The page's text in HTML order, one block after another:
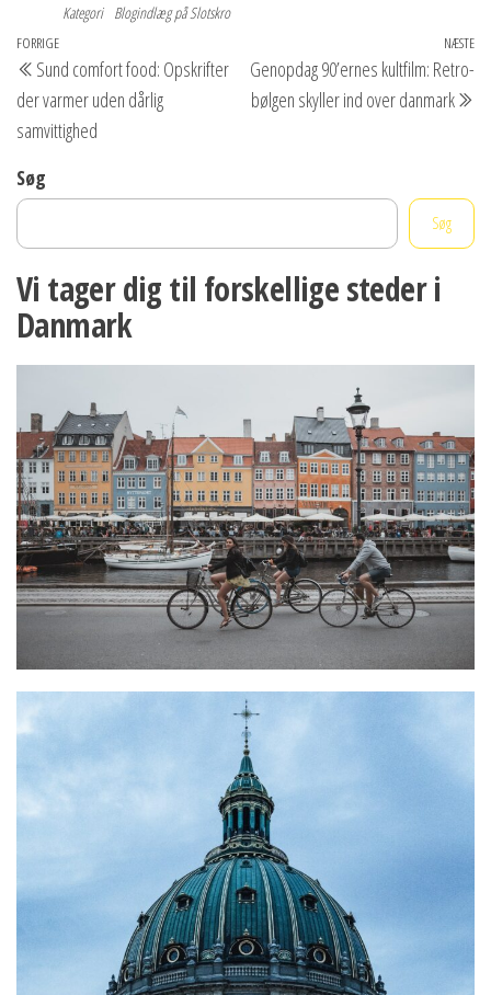
Kategori Blogindlæg på Slotskro
Indlægsnavigation
Forrige
indlæg
FORRIGE
Sund comfort food: Opskrifter
der varmer uden dårlig
samvittighed
NÆSTE
Genopdag 90’ernes kultfilm: Retro-
bølgen skyller ind over danmark
Søg
Søg
Vi tager dig til forskellige steder i
Danmark